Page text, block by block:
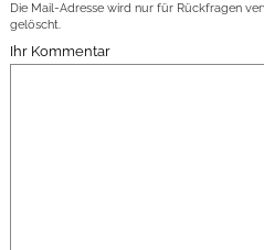
Die Mail-Adresse wird nur für Rückfragen
gelöscht.
Ihr Kommentar